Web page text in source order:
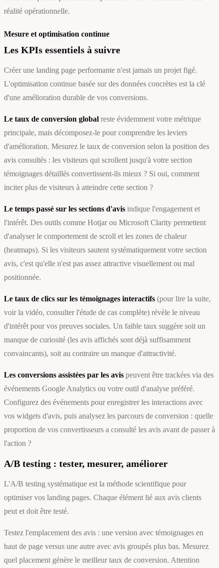
réalité opérationnelle.
Mesure et optimisation continue
Les KPIs essentiels à suivre
Créer une landing page performante n'est jamais un projet figé.
L'optimisation continue basée sur des données concrètes est la clé
d'une amélioration durable de vos conversions.
Le taux de conversion global reste évidemment votre métrique
principale, mais décomposez-le pour comprendre les leviers
d'amélioration. Mesurez le taux de conversion selon la position des
avis consultés : les visiteurs qui scrollent jusqu'à votre section
témoignages détaillés convertissent-ils mieux ? Si oui, comment
inciter plus de visiteurs à atteindre cette section ?
Le temps passé sur les sections d'avis indique l'engagement et
l'intérêt. Des outils comme Hotjar ou Microsoft Clarity permettent
d'analyser le comportement de scroll et les zones de chaleur
(heatmaps). Si les visiteurs sautent systématiquement votre section
avis, c'est qu'elle n'est pas assez attractive visuellement ou mal
positionnée.
Le taux de clics sur les témoignages interactifs (pour lire la suite,
voir la vidéo, consulter l'étude de cas complète) révèle le niveau
d'intérêt pour vos preuves sociales. Un faible taux suggère soit un
manque de curiosité (les avis affichés sont déjà suffisamment
convaincants), soit au contraire un manque d'attractivité.
Les conversions assistées par les avis peuvent être trackées via des
événements Google Analytics ou votre outil d'analyse préféré.
Configurez des événements pour enregistrer les interactions avec
vos widgets d'avis, puis analysez les parcours de conversion : quelle
proportion de vos convertisseurs a consulté les avis avant de passer à
l'action ?
A/B testing : tester, mesurer, améliorer
L'A/B testing systématique est la méthode scientifique pour
optimiser vos landing pages. Chaque élément lié aux avis clients
peut et doit être testé.
Testez l'emplacement des avis : une version avec témoignages en
haut de page versus une autre avec avis groupés plus bas. Mesurez
quel placement génère le meilleur taux de conversion. Attention